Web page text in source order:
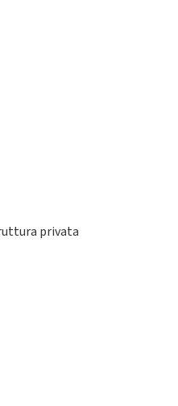
privata